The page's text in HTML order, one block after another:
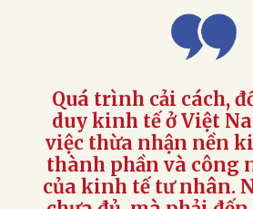
Quá trình cải cách,
duy kinh tế ở Việt
việc thừa nhận nền
thành phần và công
của kinh tế tư nhân.